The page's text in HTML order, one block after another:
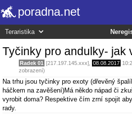
poradna.net
Tyčinky pro andulky- jak
Radek 01 [217.197.145.xxx], 08.08.2017
zobrazení)
Na trhu jsou tyčinky pro exoty (dřevěný
háčkem na zavěšení)Má někdo nápad či
vyrobit doma? Respektive čím zrní spojit
rady.